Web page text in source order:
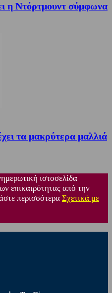
η Ντόρτμουντ σύμφωνα
τα μακρύτερα μαλλιά
ιστοσελίδα
επικαιρότητας από την
περισσότερα Σχετικά με